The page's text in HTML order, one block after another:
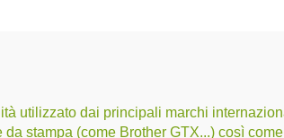
utilizzato dai principali marchi
stampa (come Brother GTX...) così